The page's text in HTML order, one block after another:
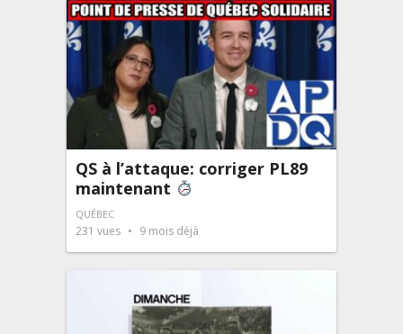
QS à l’attaque: corriger PL89
maintenant
QUÉBEC
231 vues 9 mois déjà